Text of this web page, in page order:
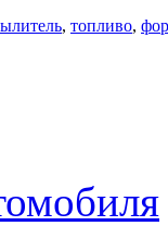
, топливо,